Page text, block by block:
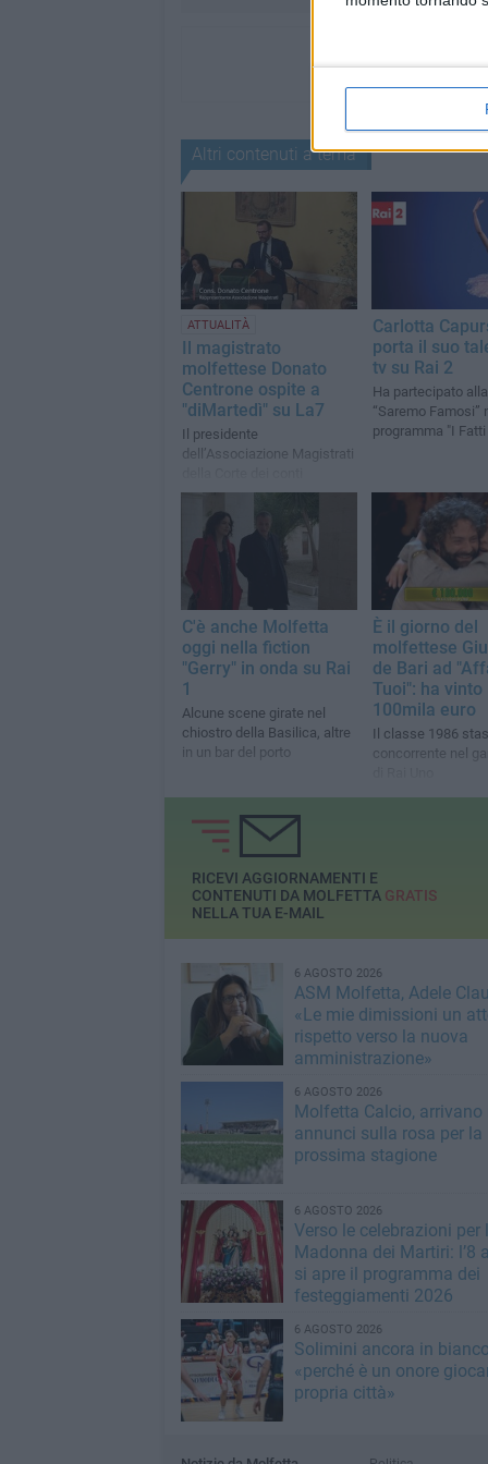
Altri contenuti a tema
ATTUALITÀ
Il magistrato
molfettese Donato
Centrone ospite a
"diMartedì" su La7
Il presidente
dell’Associazione Magistrati
interverrà nel talk condotto
da Giovanni Floris
Carlotta
porta il suo
tv su Rai 2
Ha partecipato
“Saremo Famosi”
programma "I Fatti
C'è anche Molfetta
oggi nella fiction
"Gerry" in onda su Rai
1
Alcune scene girate nel
chiostro della Basilica, altre
in un bar del porto
È il giorno del
molfettese
de Bari ad
Tuoi": ha vinto
100mila euro
Il classe 1986
concorrente nel
RICEVI AGGIORNAMENTI E
CONTENUTI DA MOLFETTA GRATIS
NELLA TUA E-MAIL
6 AGOSTO 2026
ASM Molfetta, Adele
«Le mie dimissioni un
rispetto verso la nuova
amministrazione»
6 AGOSTO 2026
Molfetta Calcio, arrivano
annunci sulla rosa per la
prossima stagione
6 AGOSTO 2026
Verso le celebrazioni per
Madonna dei Martiri: l’8
si apre il programma dei
festeggiamenti 2026
6 AGOSTO 2026
Solimini ancora in
«perché è un onore
propria città»